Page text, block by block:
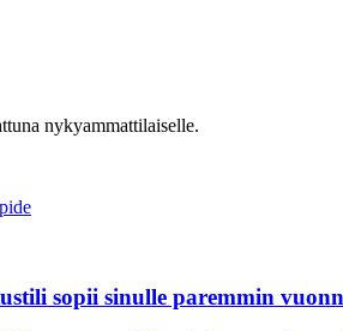
nykyammattilaiselle.
sopii sinulle paremmin